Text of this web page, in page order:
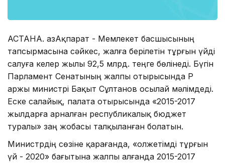
АСТАНА. ҚазАқпарат - Мемлекет басшысының
тапсырмасына сәйкес, жалға берілетін тұрғын үйді
салуға келер жылы 92,5 млрд. теңге бөлінеді. Бүгін
Парламент Сенатының жалпы отырысында ҚР
Қаржы министрі Бақыт Сұлтанов осылай мәлімдеді.
Еске салайық, палата отырысында «2015-2017
жылдарға арналған республикалық бюджет
туралы» заң жобасы талқыланған болатын.
Министрдің сөзіне қарағанда, «Қолжетімді тұрғын
үй - 2020» бағытына жалпы алғанда 2015-2017